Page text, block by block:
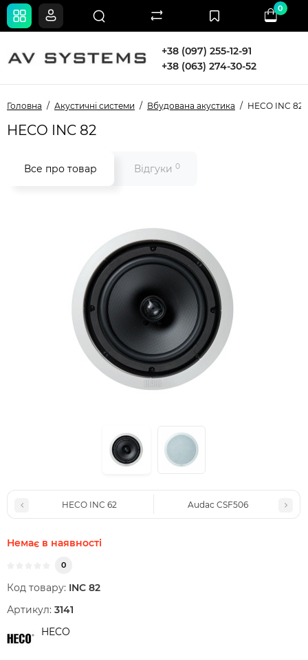
+38 (097) 255-12-91
+38 (063) 274-30-52
0
Головна Акустичні системи Вбудована акустика HECO INC 82
HECO INC 82
Все про товар Відгуки 0
HECO INC 62 Audac CSF506
Немає в наявності
0
Код товару: INC 82
Артикул: 3141
HECO